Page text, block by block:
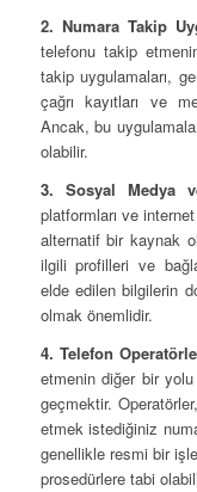
2. Numara Takip
telefonu takip
takip uygulamaları,
çağrı kayıtları ve
Ancak, bu
olabilir.
3. Sosyal Medya
platformları ve
alternatif bir kaynak
ilgili profilleri ve
elde edilen bilgilerin
olmak önemlidir.
4. Telefon
etmenin diğer bir
geçmektir.
etmek istediğiniz
genellikle resmi bir
prosedürlere tabi